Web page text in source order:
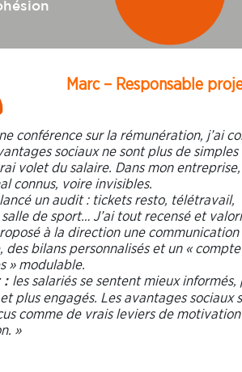
Marc – Responsable
conférence sur la rémunération, j’ai
sociaux ne sont plus de simples
volet du salaire. Dans mon entreprise,
connus, voire invisibles.
lancé un audit : tickets resto, télétravail,
de sport… J’ai tout recensé et
à la direction une
des bilans personnalisés et un « compte
» modulable.
: les salariés se sentent mieux informés,
plus engagés. Les avantages sociaux
comme de vrais leviers de
»